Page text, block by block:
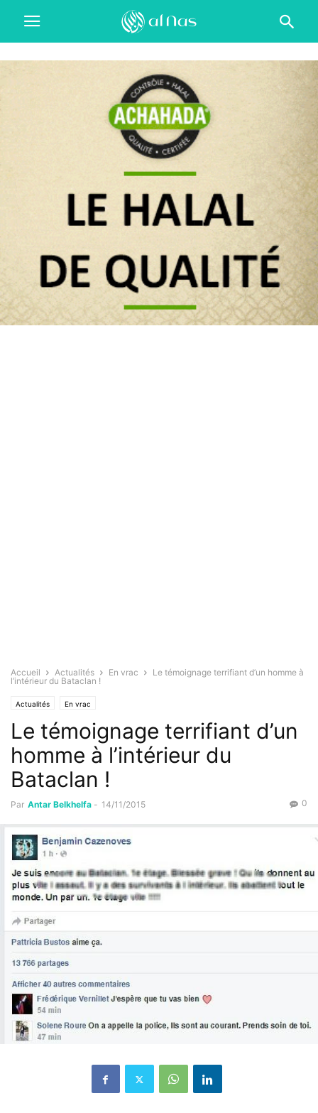
Accueil Actualités En vrac
Le témoignage terrifiant d’un homme à
l’intérieur du Bataclan !
Actualités En vrac
Le témoignage terrifiant d’un
homme à l’intérieur du
Bataclan !
Par Antar Belkhelfa - 14/11/2015 0